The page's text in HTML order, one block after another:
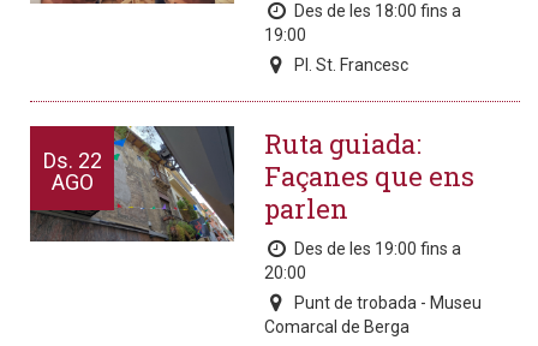
Des de les 18:00 fins a
19:00
Pl. St. Francesc
Ds. 22
AGO
Ruta guiada:
Façanes que ens
parlen
Des de les 19:00 fins a
20:00
Punt de trobada - Museu
Comarcal de Berga